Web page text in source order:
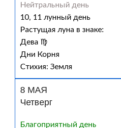
Нейтральный день
10, 11 лунный день
Растущая луна в знаке:
Дева ♍
Дни Корня
Стихия: Земля
8 МАЯ
Четверг
Благоприятный день